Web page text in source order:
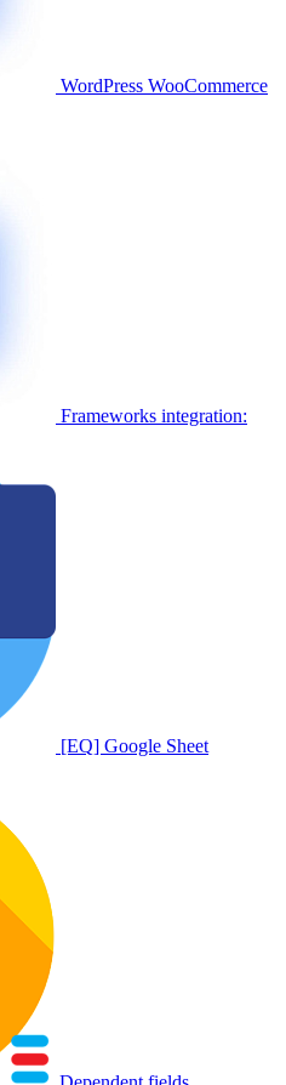
WordPress WooCommerce
Frameworks integration:
[EQ] Google Sheet